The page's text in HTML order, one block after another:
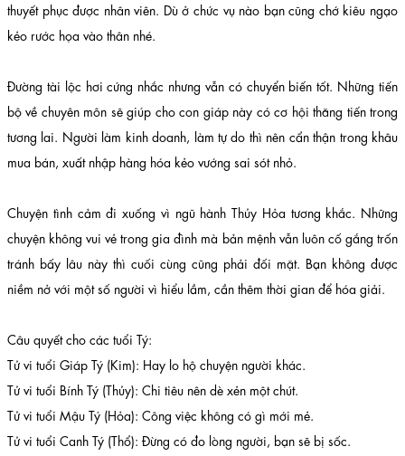
thuyết phục được nhân viên. Dù ở chức vụ nào bạn cũng chớ kiêu ngạo
kẻo rước họa vào thân nhé.
Đường tài lộc hơi cứng nhắc nhưng vẫn có chuyển biến tốt. Những tiến
bộ về chuyên môn sẽ giúp cho con giáp này có cơ hội thăng tiến trong
tương lai. Người làm kinh doanh, làm tự do thì nên cẩn thận trong khâu
mua bán, xuất nhập hàng hóa kẻo vướng sai sót nhỏ.
Chuyện tình cảm đi xuống vì ngũ hành Thủy Hỏa tương khắc. Những
chuyện không vui vẻ trong gia đình mà bản mệnh vẫn luôn cố gắng trốn
tránh bấy lâu này thì cuối cùng cũng phải đối mặt. Bạn không được
niềm nở với một số người vì hiểu lầm, cần thêm thời gian để hóa giải.
Câu quyết cho các tuổi Tý:
Tử vi tuổi Giáp Tý (Kim): Hay lo hộ chuyện người khác.
Tử vi tuổi Bính Tý (Thủy): Chi tiêu nên dè xẻn một chút.
Tử vi tuổi Mậu Tý (Hỏa): Công việc không có gì mới mẻ.
Tử vi tuổi Canh Tý (Thổ): Đừng có đo lòng người, bạn sẽ bị sốc.